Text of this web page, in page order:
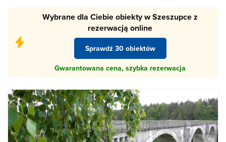
Wybrane dla Ciebie obiekty w Szeszupce z
rezerwacją online
Sprawdź 30 obiektów
Gwarantowana cena, szybka rezerwacja